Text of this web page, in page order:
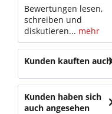
Bewertungen lesen,
schreiben und
diskutieren... mehr
Kunden kauften auch
Kunden haben sich
auch angesehen